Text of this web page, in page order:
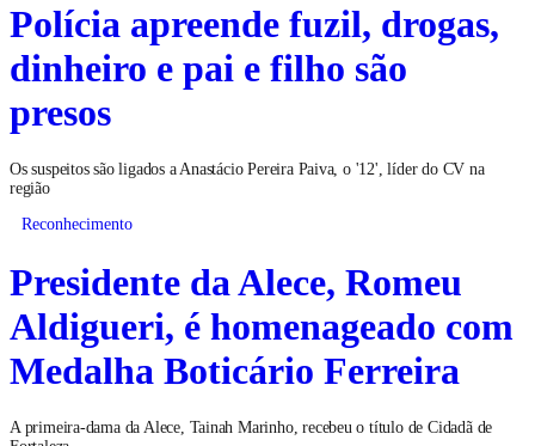
Polícia apreende fuzil, drogas,
dinheiro e pai e filho são
presos
Os suspeitos são ligados a Anastácio Pereira Paiva, o '12', líder do CV na
região
Reconhecimento
Presidente da Alece, Romeu
Aldigueri, é homenageado com
Medalha Boticário Ferreira
A primeira-dama da Alece, Tainah Marinho, recebeu o título de Cidadã de